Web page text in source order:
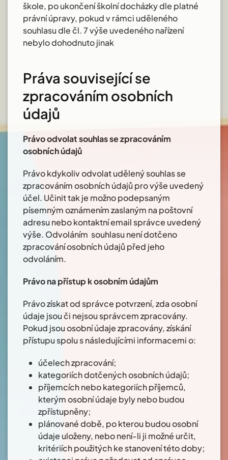
škole, po ukončení školní docházky dle platné
právní úpravy, pokud v rámci uděleného
souhlasu dle čl. 7 výše uvedeného nařízení
nebylo dohodnuto jinak
Práva související se
zpracováním osobních
údajů
Právo odvolat souhlas se zpracováním
osobních údajů
Právo kdykoliv odvolat udělený souhlas se
zpracováním osobních údajů pro výše uvedený
účel. Učinit tak je možno podepsaným
písemným oznámením zaslaným na poštovní
adresu nebo kontaktní email správce uvedený
výše. Odvoláním souhlasu není dotčeno
zpracování osobních údajů před jeho
odvoláním.
Právo na přístup k osobním údajům
Právo získat od správce potvrzení, zda osobní
údaje jsou či nejsou správcem zpracovány.
Pokud jsou osobní údaje zpracovány, získání
přístupu spolu s následujícími informacemi o:
účelech zpracování;
kategoriích dotčených osobních údajů;
příjemcích nebo kategoriích příjemců,
kterým osobní údaje byly nebo budou
zpřístupněny;
plánované době, po kterou budou osobní
údaje uloženy, nebo není-li ji možné určit,
kritériích použitých ke stanovení této doby;